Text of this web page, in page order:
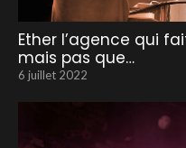
Ether l’agence qui
mais pas que…
6 juillet 2022